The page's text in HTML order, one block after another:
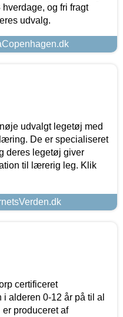
og fri fragt
udvalg.
udvalgt legetøj med
De er specialiseret
deres legetøj giver
til lærerig leg. Klik
certificeret
alderen 0-12 år på til al
produceret af